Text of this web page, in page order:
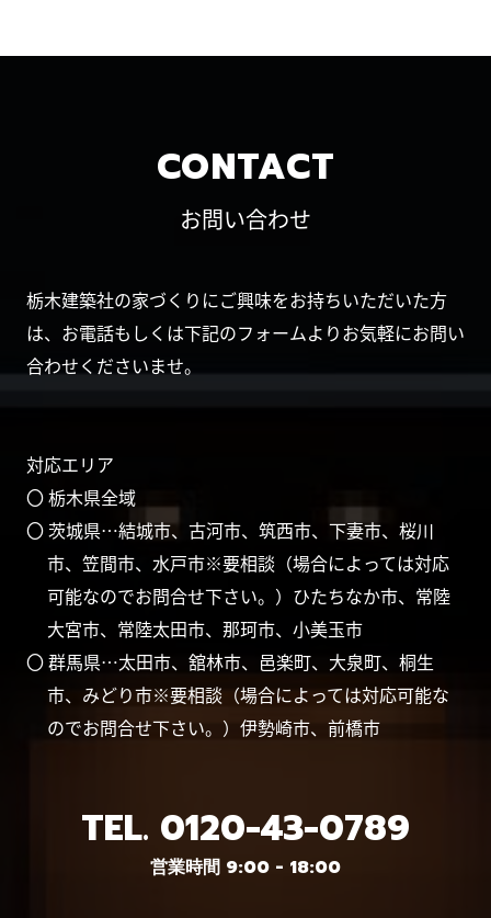
CONTACT
お問い合わせ
栃木建築社の家づくりにご興味をお持ちいただいた方
は、お電話もしくは下記のフォームよりお気軽にお問い
合わせくださいませ。
対応エリア
〇 栃木県全域
〇 茨城県…結城市、古河市、筑西市、下妻市、桜川
市、笠間市、水戸市※要相談（場合によっては対応
可能なのでお問合せ下さい。）ひたちなか市、常陸
大宮市、常陸太田市、那珂市、小美玉市
〇 群馬県…太田市、舘林市、邑楽町、大泉町、桐生
市、みどり市※要相談（場合によっては対応可能な
のでお問合せ下さい。）伊勢崎市、前橋市
TEL. 0120-43-0789
営業時間 9:00 - 18:00